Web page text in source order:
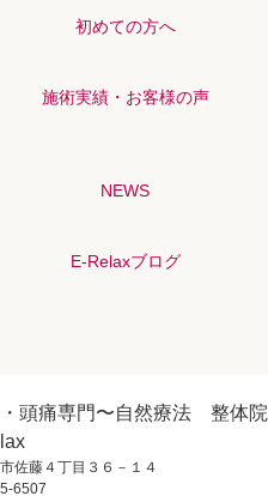
初めての方へ
施術実績・お客様の声
NEWS
E-Relaxブログ
頭痛専門〜自然療法 整体院
佐藤４丁目３６－１４
6507